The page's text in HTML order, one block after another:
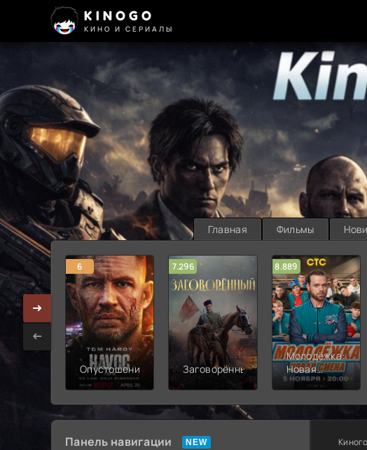
KINOGO
КИНО И СЕРИАЛЫ
Главная Фильмы
6
Опустошение
7.296
Заговорённый
8.889
Молодёжка:
Новая
смена
Панель навигации Киного